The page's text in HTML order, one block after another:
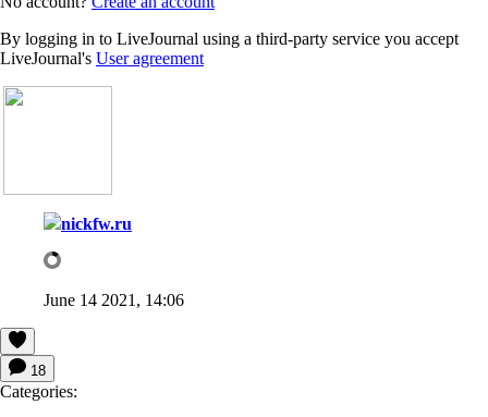
By logging in to LiveJournal using a third-party service you accept
LiveJournal's User agreement
nickfw.ru
June 14 2021, 14:06
18
Categories: